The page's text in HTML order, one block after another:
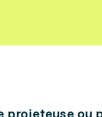
projeteuse ou